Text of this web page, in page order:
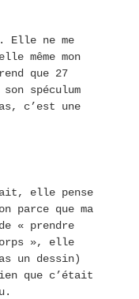
Elle ne me
même mon
que 27
spéculum
c’est une
elle pense
parce que ma
« prendre
», elle
un dessin)
que c’était